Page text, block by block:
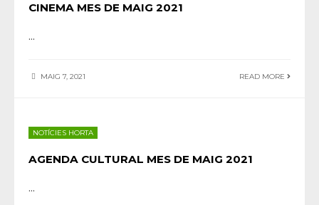
CINEMA MES DE MAIG 2021
...
MAIG 7, 2021 READ MORE
NOTÍCIES HORTA
AGENDA CULTURAL MES DE MAIG 2021
...